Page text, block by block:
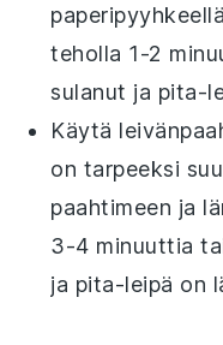
teholla 1-2
sulanut ja pita-
Käytä
on tarpeeksi
paahtimeen ja
3-4 minuuttia
ja pita-leipä on